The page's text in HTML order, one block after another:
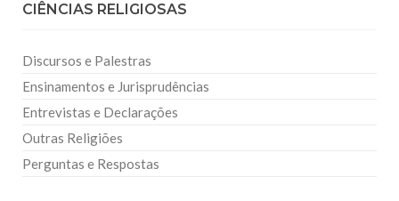
CIÊNCIAS RELIGIOSAS
Discursos e Palestras
Ensinamentos e Jurisprudências
Entrevistas e Declarações
Outras Religiões
Perguntas e Respostas